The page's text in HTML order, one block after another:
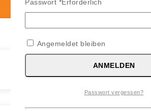
Passwort *Erforderlich
Angemeldet bleiben
ANMELDEN
Passwort vergessen?